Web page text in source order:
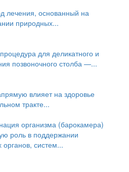
лечения, основанный на
природных...
для деликатного и
позвоночного столба —...
влияет на здоровье
тракте...
организма (барокамера)
роль в поддержании
систем...